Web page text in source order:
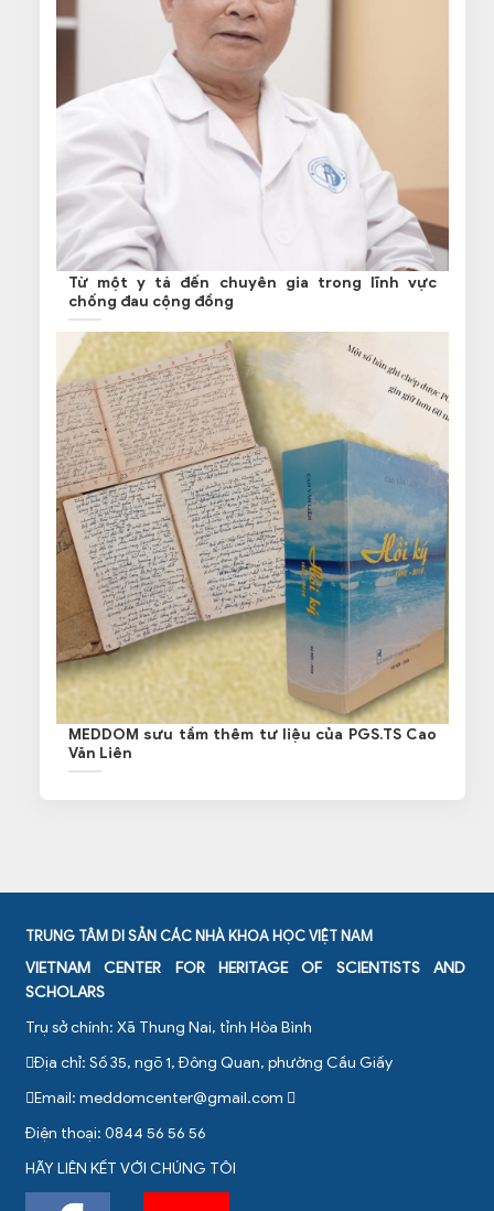
Từ một y tá đến chuyên gia trong lĩnh vực
chống đau cộng đồng
MEDDOM sưu tầm thêm tư liệu của PGS.TS Cao
Văn Liên
TRUNG TÂM DI SẢN CÁC NHÀ KHOA HỌC VIỆT NAM
VIETNAM CENTER FOR HERITAGE OF SCIENTISTS AND
SCHOLARS
Trụ sở chính: Xã Thung Nai, tỉnh Hòa Bình
Địa chỉ: Số 35, ngõ 1, Đông Quan, phường Cầu Giấy
Email: meddomcenter@gmail.com
Điện thoại: 0844 56 56 56
HÃY LIÊN KẾT VỚI CHÚNG TÔI